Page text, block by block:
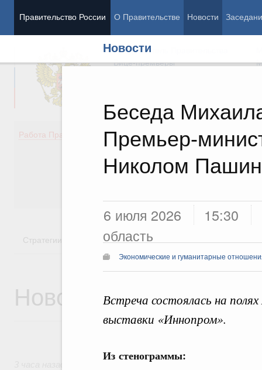
Правительство России О Правительстве Новости
Новости
Беседа
Премьер-
Николом
6 июля 2026 15:30
область
Экономические и гуманитарные
Встреча состоялась на
выставки «Иннопром».
Из стенограммы:
Председатель Правительства
Вице-премьеры
Работа Правительства
Демография
Здоровье
Образование
Культура
Стратегии Государственные программы
Новости
Экономика городов. Городская среда